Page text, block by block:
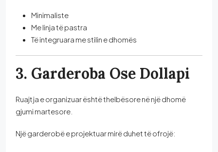
Minimaliste
Me linja të pastra
Të integruara me stilin e dhomës
3. Garderoba Ose Dollapi
Ruajtja e organizuar është thelbësore në një dhomë
gjumi martesore.
Një garderobë e projektuar mirë duhet të ofrojë: